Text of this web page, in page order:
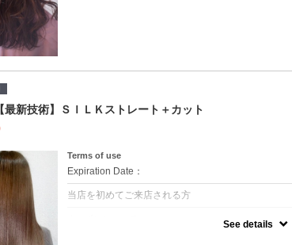
最新技術】ＳＩＬＫストレート＋カット
Terms of use
Expiration Date：
当店を初めてご来店される方
See details